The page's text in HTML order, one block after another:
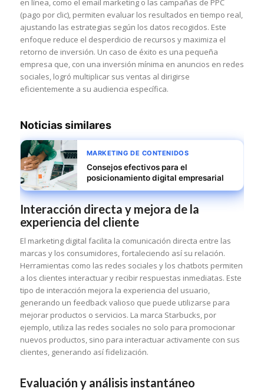
en línea, como el email marketing o las campañas de PPC
(pago por clic), permiten evaluar los resultados en tiempo real,
ajustando las estrategias según los datos recogidos. Este
enfoque reduce el desperdicio de recursos y maximiza el
retorno de inversión. Un caso de éxito es una pequeña
empresa que, con una inversión mínima en anuncios en redes
sociales, logró multiplicar sus ventas al dirigirse
eficientemente a su audiencia específica.
Noticias similares
MARKETING DE CONTENIDOS
Consejos efectivos para el
posicionamiento digital empresarial
Interacción directa y mejora de la
experiencia del cliente
El marketing digital facilita la comunicación directa entre las
marcas y los consumidores, fortaleciendo así su relación.
Herramientas como las redes sociales y los chatbots permiten
a los clientes interactuar y recibir respuestas inmediatas. Este
tipo de interacción mejora la experiencia del usuario,
generando un feedback valioso que puede utilizarse para
mejorar productos o servicios. La marca Starbucks, por
ejemplo, utiliza las redes sociales no solo para promocionar
nuevos productos, sino para interactuar activamente con sus
clientes, generando así fidelización.
Evaluación y análisis instantáneo